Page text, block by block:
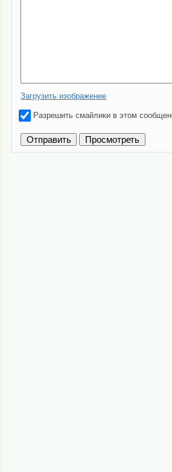
Загрузить изображение
Разрешить смайлики в этом